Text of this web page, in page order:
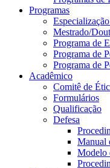
Programas
Mestrado/
Programa de
Programa de
Programa de
Acadêmico
Comitê de
Formulários
Qualificação
Defesa
Manual
Modelo